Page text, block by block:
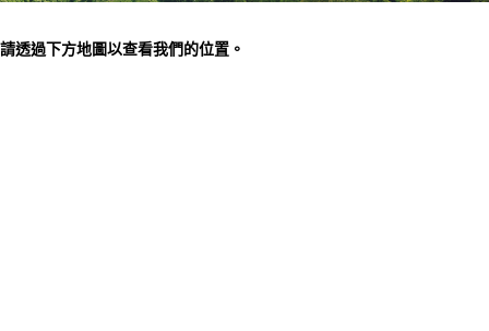
請透過下方地圖以查看我們的位置。